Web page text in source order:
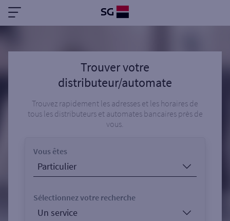
Trouver votre
distributeur/automate
Trouvez rapidement les adresses et les horaires de
tous les distributeurs et automates bancaires près de
vous.
Vous êtes
Sélectionnez votre recherche